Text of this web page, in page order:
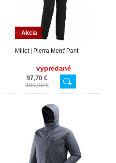
Akcia
Millet | Pierra Ment' Pant
vypredané
97,70 €
109,90 €